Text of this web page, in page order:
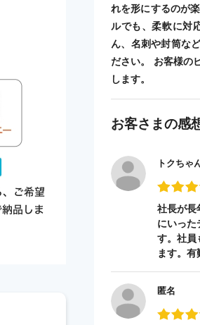
れを形にするのが
ルでも、柔軟に対
ん、名刺や封筒な
ださい。 お客様の
します。
お客さまの感
トクちゃ
社長が長
にいっ
す。社員
ます。有
匿名